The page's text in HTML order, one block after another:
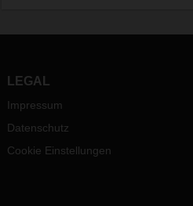
Rahmen der Jahreskonferenz des
Business Network International) in
LEGAL
Impressum
Datenschutz
Cookie Einstellungen